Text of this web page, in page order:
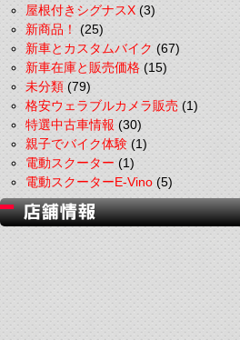
屋根付きシグナスX(3)
新商品！(25)
新車とカスタムバイク(67)
新車在庫と販売価格(15)
未分類(79)
格安ウェラブルカメラ販売(1)
特選中古車情報(30)
親子でバイク体験(1)
電動スクーター(1)
電動スクーターE-Vino(5)